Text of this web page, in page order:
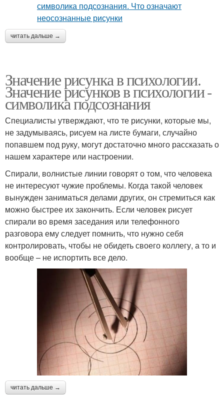
читать дальше →
Значение рисунка в психологии.
Значение рисунков в психологии -
символика подсознания
Специалисты утверждают, что те рисунки, которые мы,
не задумываясь, рисуем на листе бумаги, случайно
попавшем под руку, могут достаточно много рассказать о
нашем характере или настроении.
Спирали, волнистые линии говорят о том, что человека
не интересуют чужие проблемы. Когда такой человек
вынужден заниматься делами других, он стремиться как
можно быстрее их закончить. Если человек рисует
спирали во время заседания или телефонного
разговора ему следует помнить, что нужно себя
контролировать, чтобы не обидеть своего коллегу, а то и
вообще – не испортить все дело.
читать дальше →